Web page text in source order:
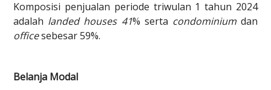
Komposisi penjualan periode triwulan 1 tahun 2024
adalah landed houses 41% serta condominiumdan
officesebesar 59%.
Belanja Modal